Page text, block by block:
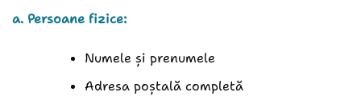
a. Persoane fizice:
Numele și prenumele
Adresa poștală completă